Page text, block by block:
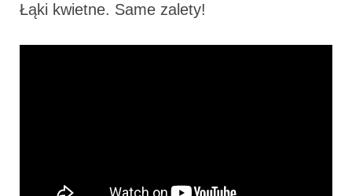
Łąki kwietne. Same zalety!